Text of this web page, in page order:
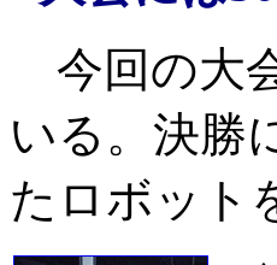
今回の大
いる。決勝
たロボット